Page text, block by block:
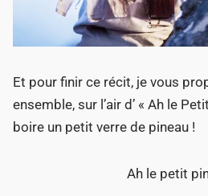
Et pour finir ce récit, je vous
ensemble, sur l’air d’ « Ah le
boire un petit verre de pineau !
Ah le petit